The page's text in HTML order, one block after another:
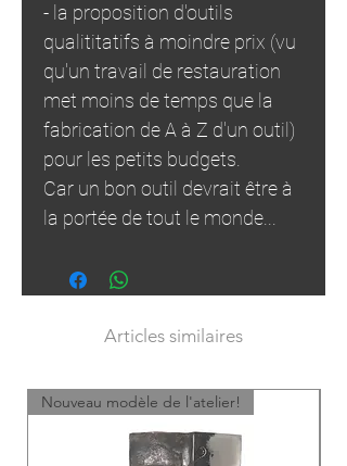
- la proposition d'outils
qualititatifs à moindre prix (vu
qu'un travail de restauration
met moins de temps que la
fabrication de A à Z d'un outil)
pour les petits budgets.
Car un bon outil devrait être à
la portée de tout le monde...
Articles similaires
Nouveau modèle de l'atelier!